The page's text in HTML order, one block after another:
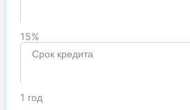
15%
Срок кредита
1 год